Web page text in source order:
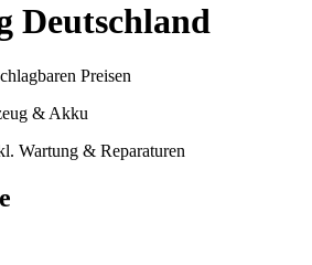
Deutschland
Preisen
& Akku
Wartung & Reparaturen